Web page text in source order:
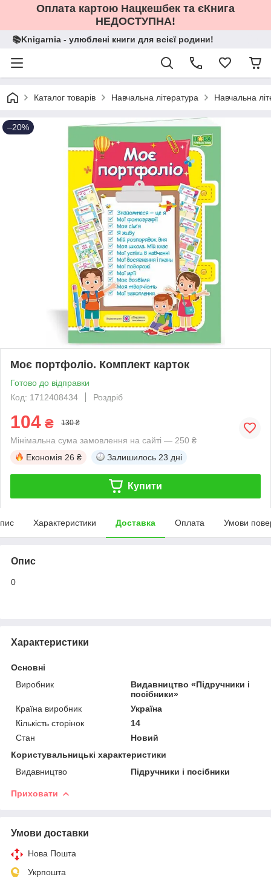
Оплата картою Нацкешбек та єКнига
НЕДОСТУПНА!
📚Knigarnia - улюблені книги для всієї родини!
Каталог товарів Навчальна література Навчальна
–20%
Моє портфоліо. Комплект карток
Готово до відправки
Код: 1712408434
Роздріб
104 ₴ 130 ₴
Мінімальна сума замовлення на сайті — 250 ₴
Економія 26 ₴ Залишилось 23 дні
Купити
Характеристики Доставка Оплата Умови
Опис
0
Характеристики
Основні
Виробник
Видавництво «Підручники і
посібники»
Країна виробник
Україна
Кількість сторінок
14
Стан
Новий
Користувальницькі характеристики
Видавництво
Підручники і посібники
Приховати
Умови доставки
Нова Пошта
Укрпошта